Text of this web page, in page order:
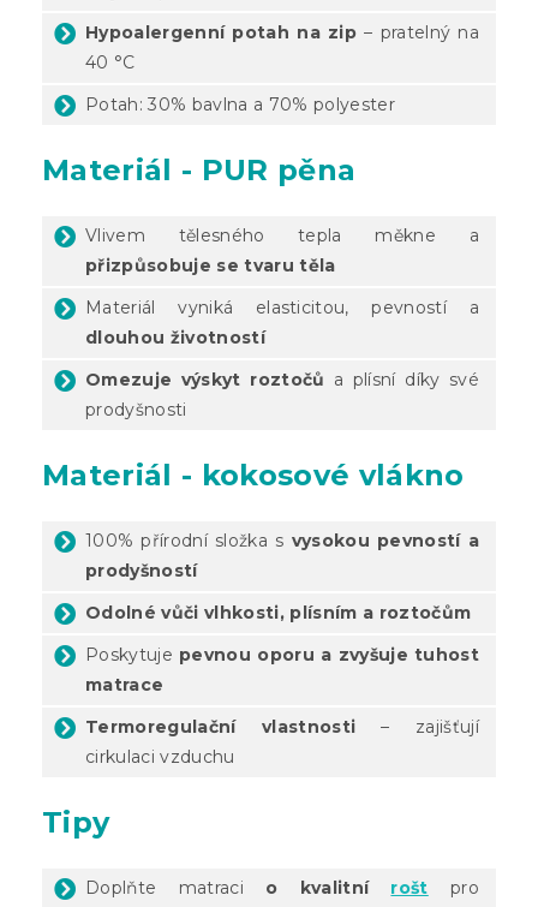
Hypoalergenní potah na zip – pratelný na
40 °C
Potah: 30% bavlna a 70% polyester
Materiál - PUR pěna
Vlivem tělesného tepla měkne a
přizpůsobuje se tvaru těla
Materiál vyniká elasticitou, pevností a
dlouhou životností
Omezuje výskyt roztočů a plísní díky své
prodyšnosti
Materiál - kokosové vlákno
100% přírodní složka s vysokou pevností a
prodyšností
Odolné vůči vlhkosti, plísním a roztočům
Poskytuje pevnou oporu a zvyšuje tuhost
matrace
Termoregulační vlastnosti – zajišťují
cirkulaci vzduchu
Tipy
Doplňte matraci o kvalitní rošt pro